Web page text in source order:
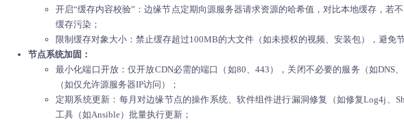
开启“缓存内容校验”：边缘节点定期向源服务器请求资源的哈希值，对比本地缓存，若
缓存污染；
限制缓存对象大小：禁止缓存超过100MB的大文件（如未授权的视频、安装包），避免
节点系统加固：
最小化端口开放：仅开放CDN必需的端口（如80、443），关闭不必要的服务（如DNS
（如仅允许源服务器IP访问）；
定期系统更新：每月对边缘节点的操作系统、软件组件进行漏洞修复（如修复Log4j、
工具（如Ansible）批量执行更新；